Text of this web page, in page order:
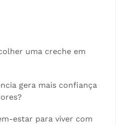
uma creche em
gera mais confiança
estar para viver com